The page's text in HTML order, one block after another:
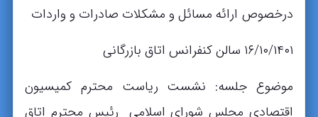
درخصوص ارائه مسائل و مشکلات صادرات و واردات
۱۶/۱۰/۱۴۰۱ سالن کنفرانس اتاق بازرگانی
موضوع جلسه: نشست ریاست محترم کمیسیون
اقتصادی مجلس شورای اسلامی رئیس محترم اتاق